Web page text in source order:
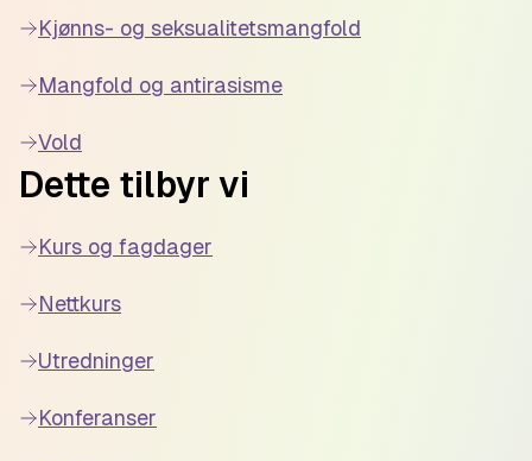
Kjønns- og seksualitetsmangfold
Mangfold og antirasisme
Vold
Dette tilbyr vi
Kurs og fagdager
Nettkurs
Utredninger
Konferanser